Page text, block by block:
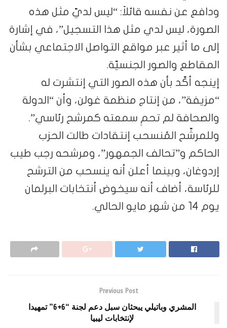
ودافع عن نفسه قائلاً: “ليس لديّ مثل هذه
الصورة، ليس لدي مثل هذا التسجيل”، في إشارة
إلى ما أثير عبر مواقع التواصل الاجتماعي بشأن
المقاطع والصور الجنسيّة.
إينجه أكّد بأن هذه الصور التي إنتشرت له
“مزيفة”، من إنتاج منظمة غولن، وأن “الدولة
والصحافة لم تحمِ سمعته كمرشح رئاسي”.
وللمرشّح المُنسحب إنتقادات طالت الحزب
الحاكم و”تحالف الجمهور”، ومرشحه رجب طيب
إردوغان، وبينما أعلن أنه ينسحب من الترشح
للرئاسة، أضاف أنه سيخوض أنتخابات البرلمان
يوم 14 من شهر مايو الحالي.
Previous Post
المشري وباتيلي يبحثان سبل دعم لجنة “6+6” تمهيدا
لإنتخابات ليبيا